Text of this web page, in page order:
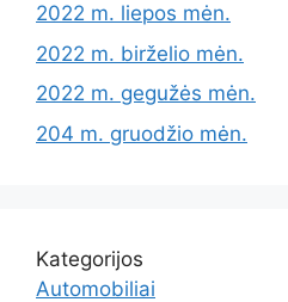
2022 m. liepos mėn.
2022 m. birželio mėn.
2022 m. gegužės mėn.
204 m. gruodžio mėn.
Kategorijos
Automobiliai